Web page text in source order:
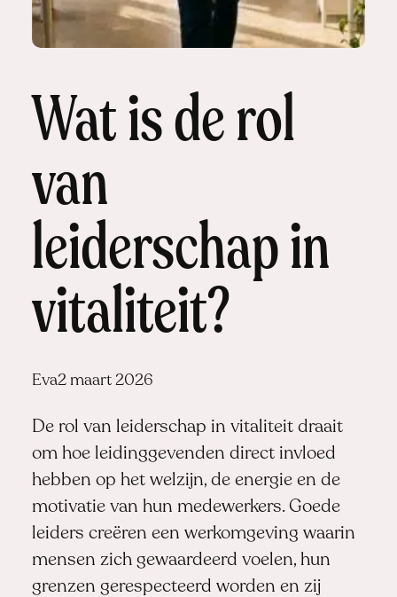
Wat is de rol
van
leiderschap in
vitaliteit?
Posted
Eva2 maart 2026
De rol van leiderschap in vitaliteit draait
om hoe leidinggevenden direct invloed
hebben op het welzijn, de energie en de
motivatie van hun medewerkers. Goede
leiders creëren een werkomgeving waarin
mensen zich gewaardeerd voelen, hun
grenzen gerespecteerd worden en zij